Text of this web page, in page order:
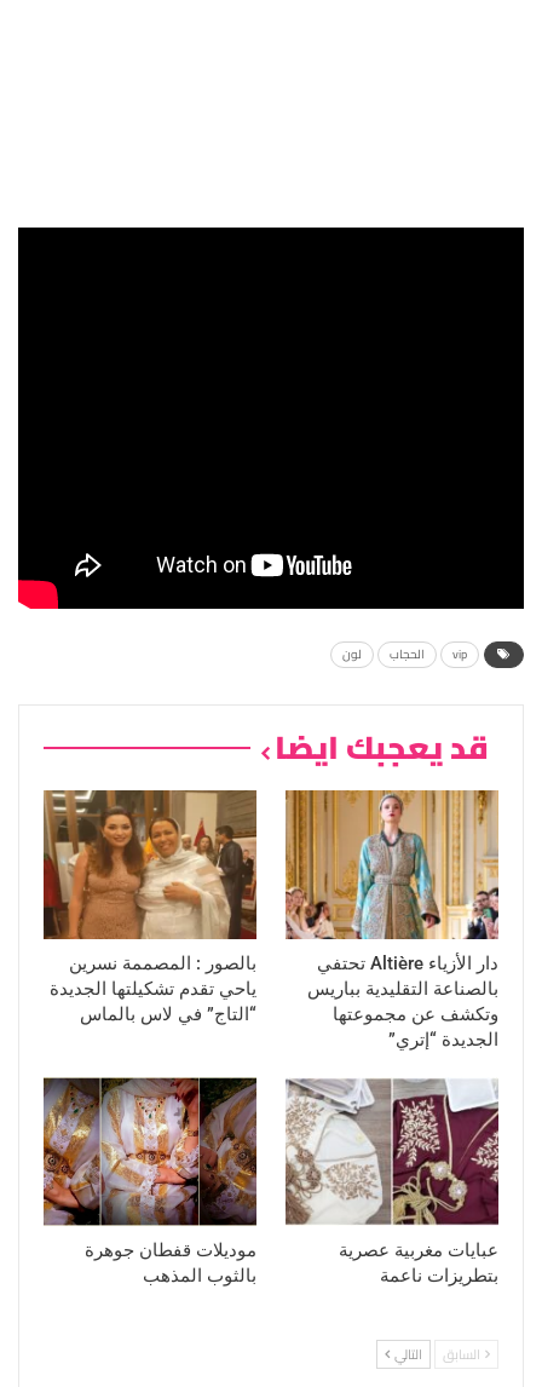
vip الحجاب لون
قد يعجبك ايضا
دار الأزياء Altière تحتفي
بالصناعة التقليدية بباريس
وتكشف عن مجموعتها
الجديدة “إتري”
بالصور : المصممة نسرين
ياحي تقدم تشكيلتها الجديدة
“التاج” في لاس بالماس
عبايات مغربية عصرية
بتطريزات ناعمة
موديلات قفطان جوهرة
بالثوب المذهب
السابق التالي